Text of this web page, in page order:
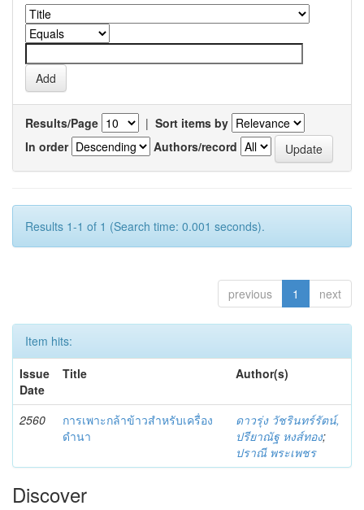
Results/Page | Sort items by
In order
Authors/record
Results 1-1 of 1 (Search time: 0.001 seconds).
previous 1 next
Item hits:
Issue
Date
Title Author(s)
2560
การเพาะกล้าข้าวสำหรับเครื่อง
ดำนา
ดาวรุ่ง วัชรินทร์รัตน์,
ปรียาณัฐ หงส์ทอง;
ปราณี พระเพชร
Discover